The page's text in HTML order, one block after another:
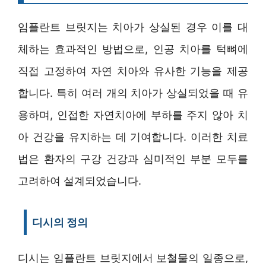
임플란트 브릿지는 치아가 상실된 경우 이를 대
체하는 효과적인 방법으로, 인공 치아를 턱뼈에
직접 고정하여 자연 치아와 유사한 기능을 제공
합니다. 특히 여러 개의 치아가 상실되었을 때 유
용하며, 인접한 자연치아에 부하를 주지 않아 치
아 건강을 유지하는 데 기여합니다. 이러한 치료
법은 환자의 구강 건강과 심미적인 부분 모두를
고려하여 설계되었습니다.
디시의 정의
디시는 임플란트 브릿지에서 보철물의 일종으로,